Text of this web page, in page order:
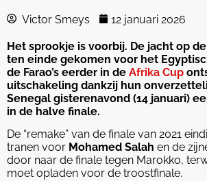
Victor Smeys 12 januari 2026
Het sprookje is voorbij. De jacht op
ten einde gekomen voor het
de Farao’s eerder in de Afrika Cup
uitschakeling dankzij hun
Senegal gisterenavond (14 januari)
in de halve finale.
De “remake” van de finale van 2021
tranen voor Mohamed Salah en de
door naar de finale tegen Marokko,
moet opladen voor de troostfinale.